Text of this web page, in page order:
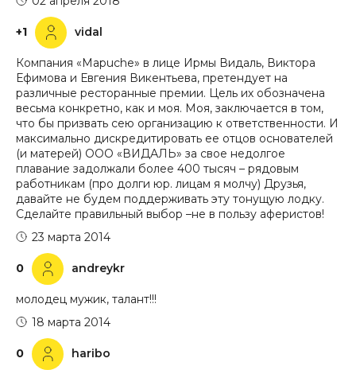
+1 vidal
Компания «Mapuche» в лице Ирмы Видаль, Виктора
Ефимова и Евгения Викентьева, претендует на
различные ресторанные премии. Цель их обозначена
весьма конкретно, как и моя. Моя, заключается в том,
что бы призвать сею организацию к ответственности. И
максимально дискредитировать ее отцов основателей
(и матерей) ООО «ВИДАЛЬ» за свое недолгое
плавание задолжали более 400 тысяч – рядовым
работникам (про долги юр. лицам я молчу) Друзья,
давайте не будем поддерживать эту тонущую лодку.
Сделайте правильный выбор –не в пользу аферистов!
0 andreykr
23 марта 2014
молодец мужик, талант!!!
0 haribo
18 марта 2014